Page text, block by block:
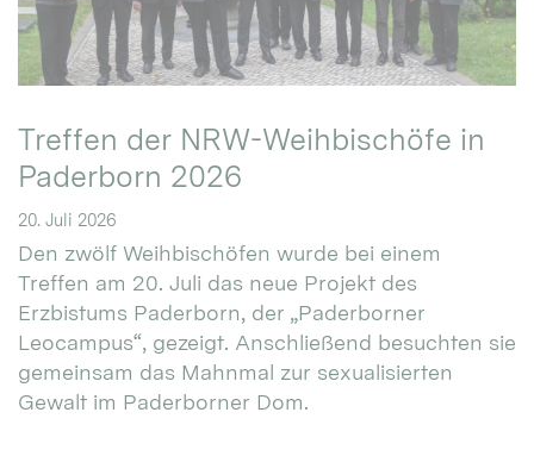
Treffen der NRW-Weihbischöfe in
Paderborn 2026
20. Juli 2026
Den zwölf Weihbischöfen wurde bei einem
Treffen am 20. Juli das neue Projekt des
Erzbistums Paderborn, der „Paderborner
Leocampus“, gezeigt. Anschließend besuchten sie
gemeinsam das Mahnmal zur sexualisierten
Gewalt im Paderborner Dom.